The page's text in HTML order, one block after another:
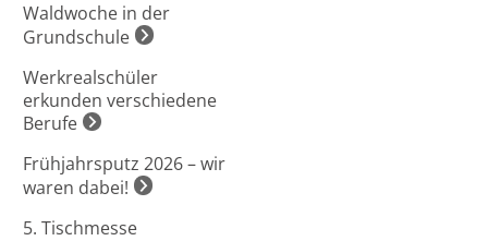
Waldwoche in der
Grundschule
Werkrealschüler
erkunden verschiedene
Berufe
Frühjahrsputz 2026 – wir
waren dabei!
5. Tischmesse